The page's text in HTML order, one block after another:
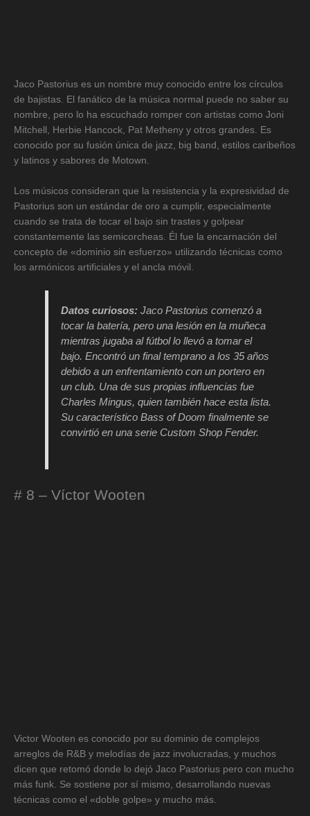
Jaco Pastorius es un nombre muy conocido entre los círculos
de bajistas. El fanático de la música normal puede no saber su
nombre, pero lo ha escuchado romper con artistas como Joni
Mitchell, Herbie Hancock, Pat Metheny y otros grandes. Es
conocido por su fusión única de jazz, big band, estilos caribeños
y latinos y sabores de Motown.
Los músicos consideran que la resistencia y la expresividad de
Pastorius son un estándar de oro a cumplir, especialmente
cuando se trata de tocar el bajo sin trastes y golpear
constantemente las semicorcheas. Él fue la encarnación del
concepto de «dominio sin esfuerzo» utilizando técnicas como
los armónicos artificiales y el ancla móvil.
Datos curiosos:Jaco Pastorius comenzó a
tocar la batería, pero una lesión en la muñeca
mientras jugaba al fútbol lo llevó a tomar el
bajo. Encontró un final temprano a los 35 años
debido a un enfrentamiento con un portero en
un club. Una de sus propias influencias fue
Charles Mingus, quien también hace esta lista.
Su característicoBass of Doomfinalmente se
convirtió en una serie Custom Shop Fender.
# 8 – Víctor Wooten
Victor Wooten es conocido por su dominio de complejos
arreglos de R&B y melodías de jazz involucradas, y muchos
dicen que retomó donde lo dejó Jaco Pastorius pero con mucho
más funk. Se sostiene por sí mismo, desarrollando nuevas
técnicas como el «doble golpe» y mucho más.